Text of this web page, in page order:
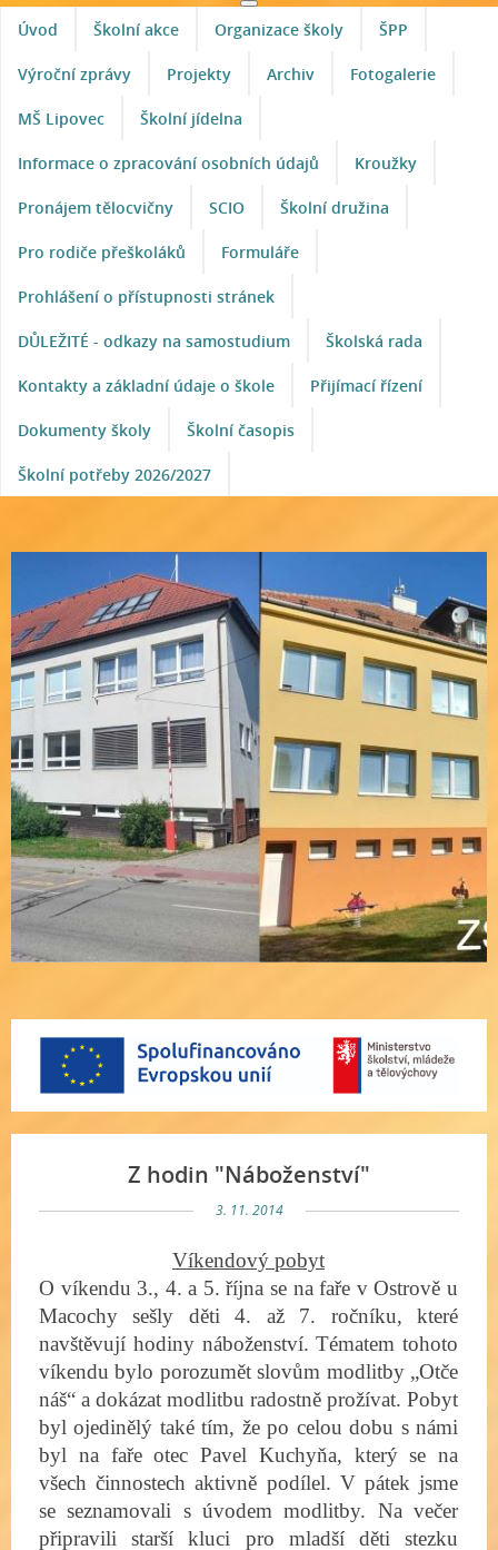
Úvod Školní akce Organizace školy ŠPP
Výroční zprávy Projekty Archiv Fotogalerie
MŠ Lipovec Školní jídelna
Informace o zpracování osobních údajů Kroužky
Pronájem tělocvičny SCIO Školní družina
Pro rodiče přeškoláků Formuláře
Prohlášení o přístupnosti stránek
DŮLEŽITÉ - odkazy na samostudium Školská rada
Kontakty a základní údaje o škole Přijímací řízení
Dokumenty školy Školní časopis
Školní potřeby 2026/2027
Z hodin "Náboženství"
3. 11. 2014
Víkendový pobyt
O víkendu 3., 4. a 5. října se na faře v Ostrově u
Macochy sešly děti 4. až 7. ročníku, které
navštěvují hodiny náboženství. Tématem tohoto
víkendu bylo porozumět slovům modlitby „Otče
náš“ a dokázat modlitbu radostně prožívat. Pobyt
byl ojedinělý také tím, že po celou dobu s námi
byl na faře otec Pavel Kuchyňa, který se na
všech činnostech aktivně podílel. V pátek jsme
se seznamovali s úvodem modlitby. Na večer
připravili starší kluci pro mladší děti stezku